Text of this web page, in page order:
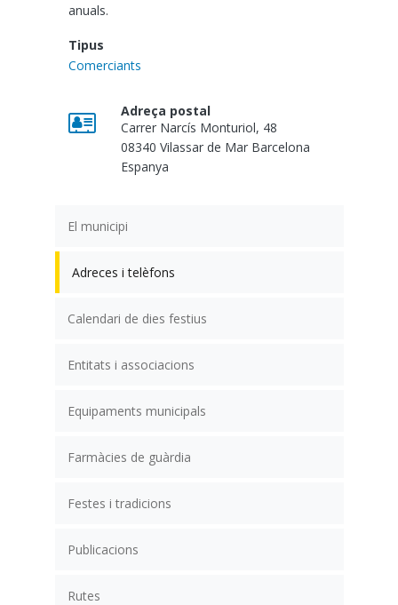
El municipi
Adreces i telèfons
Calendari de dies festius
Entitats i associacions
Equipaments municipals
Farmàcies de guàrdia
Festes i tradicions
Publicacions
Rutes
anuals.
Tipus
Comerciants
Adreça postal
Carrer Narcís Monturiol, 48
08340 Vilassar de Mar Barcelona
Espanya